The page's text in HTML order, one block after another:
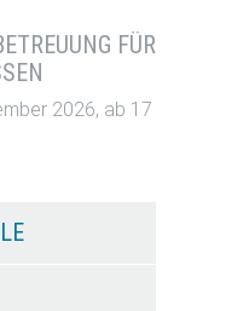
FÜR
2026, ab 17